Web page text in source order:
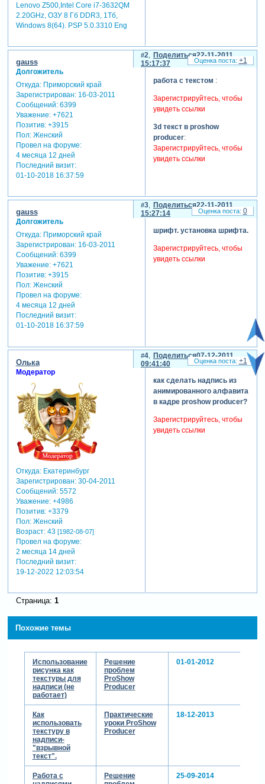
Lenovo Z500,Intel Core i7-3632QM
2.20GHz, ОЗУ 8 Гб DDR3, 1Тб,
Windows 8(64). PSP 5.0.3310 Eng
Поделиться
2
22-11-2011
15:17:37
gauss
Долгожитель
Откуда:Приморский край
Зарегистрирован: 16-03-2011
Сообщений:6399
Уважение: +7621
Позитив: +3915
Пол:Женский
Провел на форуме:
4 месяца 12 дней
Последний визит:
01-10-2018 16:37:59
работа с текстом :
Зарегистрируйтесь, чтобы
увидеть ссылки
3d текст в proshow
producer:
Зарегистрируйтесь, чтобы
увидеть ссылки
+1
Поделиться
3
22-11-2011
15:27:14
gauss
Долгожитель
Откуда:Приморский край
Зарегистрирован: 16-03-2011
Сообщений:6399
Уважение: +7621
Позитив: +3915
Пол:Женский
Провел на форуме:
4 месяца 12 дней
Последний визит:
01-10-2018 16:37:59
шрифт. установка шрифта.
Зарегистрируйтесь, чтобы
увидеть ссылки
0
Поделиться
4
07-12-2011
09:41:40
Олька
Модератор
Откуда:Екатеринбург
Зарегистрирован: 30-04-2011
Сообщений:5572
Уважение: +4986
Позитив: +3379
Пол:Женский
Возраст:43 [1982-08-07]
Провел на форуме:
2 месяца 14 дней
Последний визит:
19-12-2022 12:03:54
как сделать надпись из
анимированного алфавита
в кадре proshow producer?
Зарегистрируйтесь, чтобы
увидеть ссылки
+1
Страница: 1
Похожие темы
Использование
рисунка как
текстуры для
надписи (не
работает)
Решение
проблем
ProShow
Producer
01-01-2012
Как
использовать
текстуру в
надписи-
"взрывной
текст".
Практические
уроки ProShow
Producer
18-12-2013
Работа с
Решение
25-09-2014